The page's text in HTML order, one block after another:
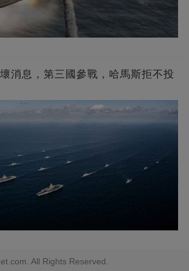
消息，第三國參戰，哈馬斯拒不投
All Rights Reserved.